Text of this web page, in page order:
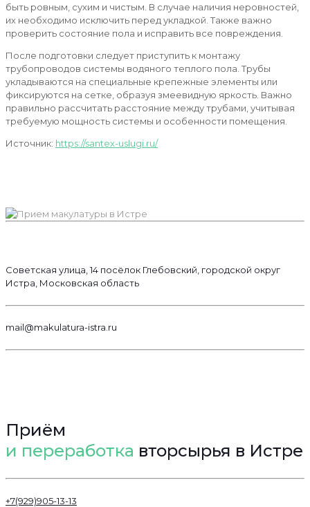
быть ровным, сухим и чистым. В случае наличия неровностей,
их необходимо исключить перед укладкой. Также важно
проверить состояние пола и исправить все повреждения.
После подготовки следует приступить к монтажу
трубопроводов системы водяного теплого пола. Трубы
укладываются на специальные крепежные элементы или
фиксируются на сетке, образуя змеевидную яркость. Важно
правильно рассчитать расстояние между трубами, учитывая
требуемую мощность системы и особенности помещения.
Источник: https://santex-uslugi.ru/
Советская улица, 14 посёлок Глебовский, городской округ
Истра, Московская область
mail@makulatura-istra.ru
Приём
и переработка вторсырья в Истре
+7(929)905-13-13